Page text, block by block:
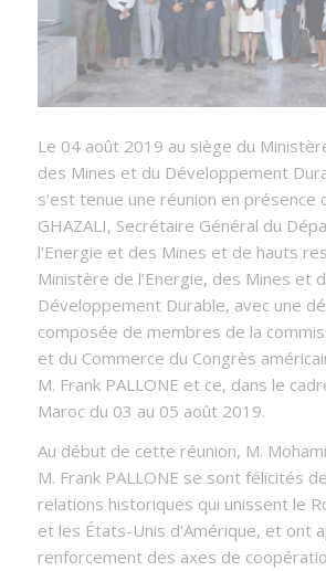
Le 04 août 2019 au siège du
des Mines et du Développement
s’est tenue une réunion en présence
GHAZALI, Secrétaire Général du
l’Energie et des Mines et de hauts
Ministère de l’Energie, des Mines et
Développement Durable, avec une
composée de membres de la
et du Commerce du Congrès
M. Frank PALLONE et ce, dans le
Maroc du 03 au 05 août 2019.
Au début de cette réunion, M.
M. Frank PALLONE se sont félicités
relations historiques qui unissent le
et les États-Unis d’Amérique, et ont
renforcement des axes de